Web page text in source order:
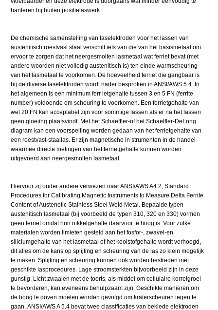
hanteren bij buiten positielaswerk.
De chemische samenstelling van laselektroden voor het lassen van
austenitisch roestvast staal verschilt iets van die van het basismetaal om
ervoor te zorgen dat het neergesmolten lasmetaal wat ferriet bevat (met
andere woorden niet volledig austenitisch is) ten einde warmscheuring
van het lasmetaal te voorkomen. De hoeveelheid ferriet die gangbaar is
bij de diverse laselektroden wordt nader besproken in ANSI/AWS 5.4. In
het algemeen is een minimum ferr ietgehalte tussen 3 en 5 FN (ferrite
number) voldoende om scheuring te voorkomen. Een ferrietgehalte van
wel 20 FN kan acceptabel zijn voor sommige lassen als er na het lassen
geen gloeiing plaatsvindt. Met het Schaeffler-of het Schaeffler-DeLong
diagram kan een voorspelling worden gedaan van het ferrietgehalte van
een roestvast-staallas. Er zijn magnetische in strumenten in de handel
waarmee directe metingen van het ferrietgehalte kunnen worden
uitgevoerd aan neergesmolten lasmetaal.
Hiervoor zij onder andere verwezen naar ANSI/AWS A4.2, Standard
Procedures for Calibrating Magnetic Instruments to Measure Delta Ferrite
Content of Austenetic Stainless Steel Weld Metal. Bepaalde typen
austenitisch lasmetaal (bij voorbeeld de typen 310, 320 en 330) vormen
geen ferriet omdat hun nikkelgehalte daarvoor te hoog is. Voor zulke
materialen worden limieten gesteld aan het fosfor-, zwavel-en
siliciumgehalte van het lasmetaal of het koolstofgehalte wordt verhoogd,
dit alles om de kans op splijting en scheuring van de las zo klein mogelijk
te maken. Splijting en scheuring kunnen ook worden bestreden met
geschikte lasprocedures. Lage stroomsterkten bijvoorbeeld zijn in deze
gunstig. Licht zwaaien met de toorts, als middel om cellulaire korrelgroei
te bevorderen, kan eveneens behulpzaam zijn. Geschikte manieren om
de boog te doven moeten worden gevolgd om kraterscheuren tegen te
gaan. ANSI/AWS A 5.4 bevat twee classificaties van beklede elektroden